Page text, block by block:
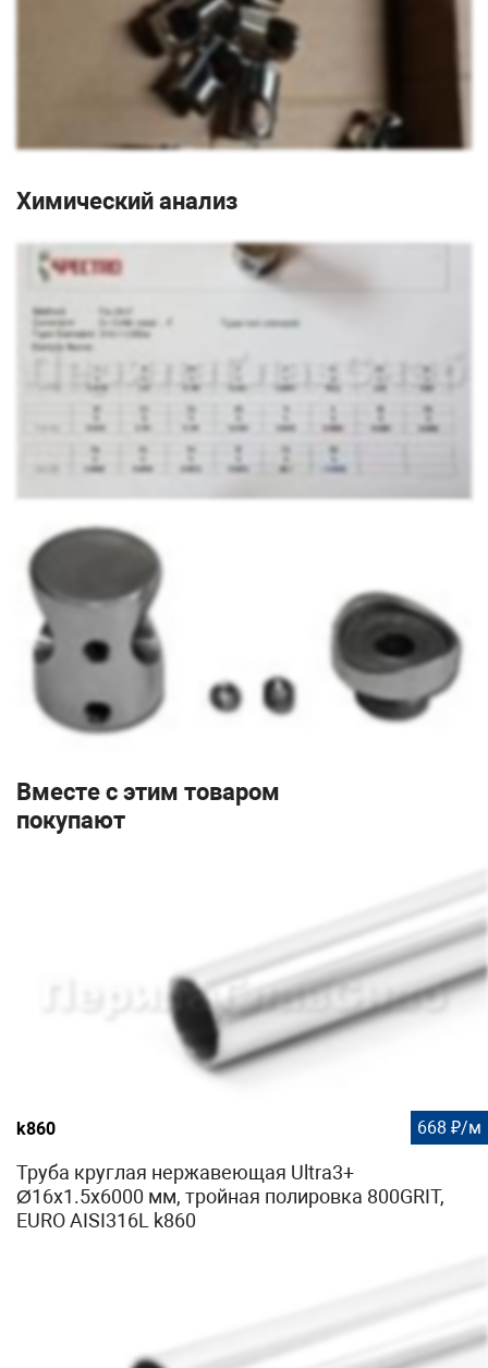
Химический анализ
Вместе с этим товаром
покупают
k860 668 ₽/м
Труба круглая нержавеющая Ultra3+
Ø16х1.5х6000 мм, тройная полировка 800GRIT,
EURO AISI316L k860